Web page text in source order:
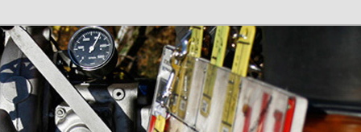
Rodenkirchen